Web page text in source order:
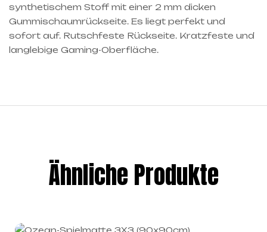
synthetischem Stoff mit einer 2 mm dicken
Gummischaumrückseite. Es liegt perfekt und
sofort auf. Rutschfeste Rückseite. Kratzfeste und
langlebige Gaming-Oberfläche.
Ähnliche Produkte